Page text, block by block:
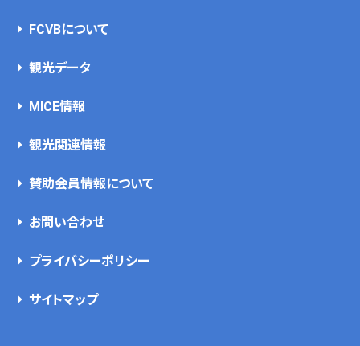
FCVBについて
観光データ
MICE情報
観光関連情報
賛助会員情報について
お問い合わせ
プライバシーポリシー
サイトマップ